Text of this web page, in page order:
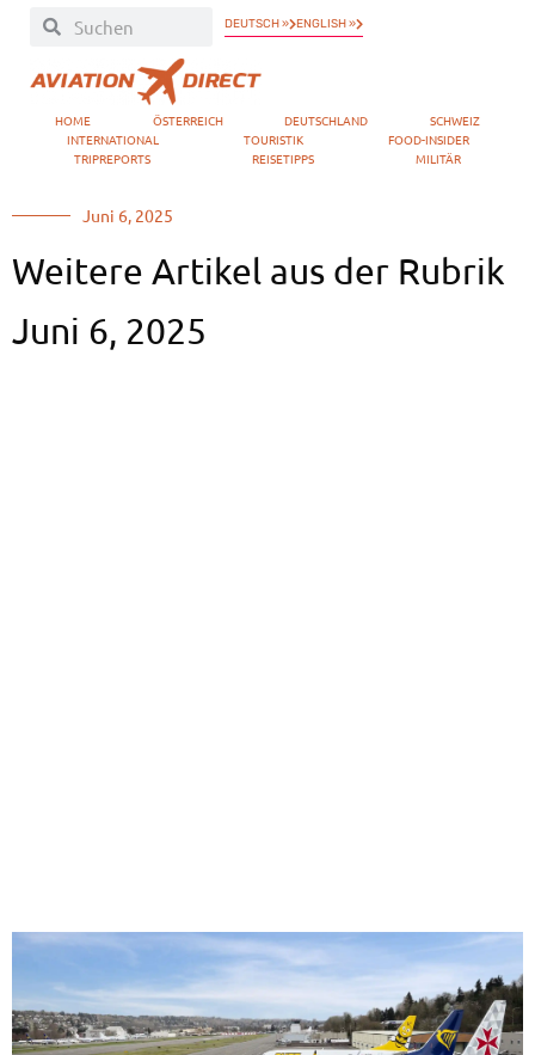
DEUTSCH » ENGLISH »
HOME ÖSTERREICH DEUTSCHLAND
SCHWEIZ
INTERNATIONAL
TOURISTIK
FOOD-INSIDER
TRIPREPORTS
REISETIPPS MILITÄR
Juni 6, 2025
Weitere Artikel aus der Rubrik
Juni 6, 2025